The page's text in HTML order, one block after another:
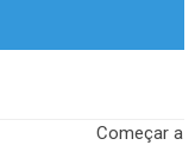
Começar a